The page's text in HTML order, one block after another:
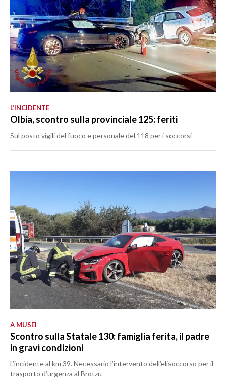
L’INCIDENTE
Olbia, scontro sulla provinciale 125: feriti
Sul posto vigili del fuoco e personale del 118 per i soccorsi
A MUSEI
Scontro sulla Statale 130: famiglia ferita, il padre
in gravi condizioni
L’incidente al km 39. Necessario l’intervento dell’elisoccorso per il
trasporto d’urgenza al Brotzu